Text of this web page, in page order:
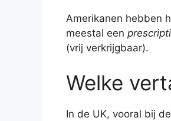
Amerikanen hebben
meestal een
(vrij verkrijgbaar).
Welke
In de UK, vooral bij